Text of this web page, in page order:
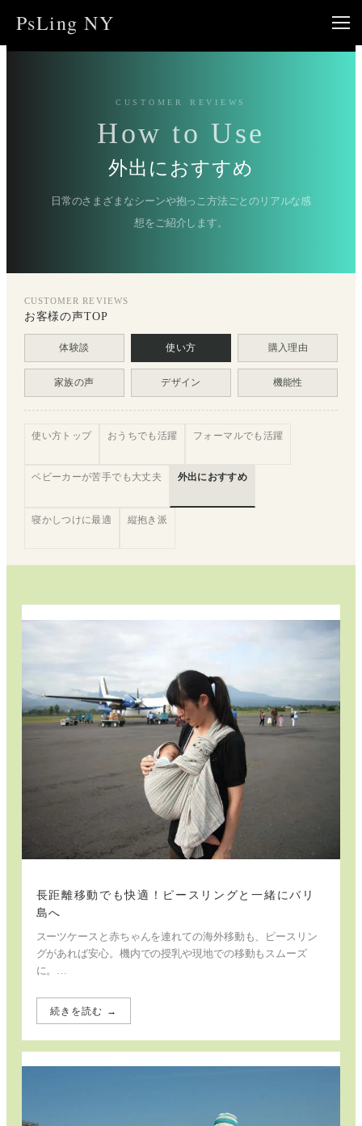
内
を
PsLing NY
CUSTOMER REVIEWS
How to Use
外出におすすめ
日常のさまざまなシーンや抱っこ方法ごとのリアルな感
想をご紹介します。
CUSTOMER REVIEWS
お客様の声TOP
体験談 使い方 購入理由
家族の声 デザイン 機能性
使い方トップ おうちでも活躍 フォーマルでも活躍
ベビーカーが苦手でも大丈夫 外出におすすめ
寝かしつけに最適 縦抱き派
長距離移動でも快適！ピースリングと一緒にバリ
島へ
スーツケースと赤ちゃんを連れての海外移動も、ピースリン
グがあれば安心。機内での授乳や現地での移動もスムーズ
に。…
続きを読む →
:
距
離
移